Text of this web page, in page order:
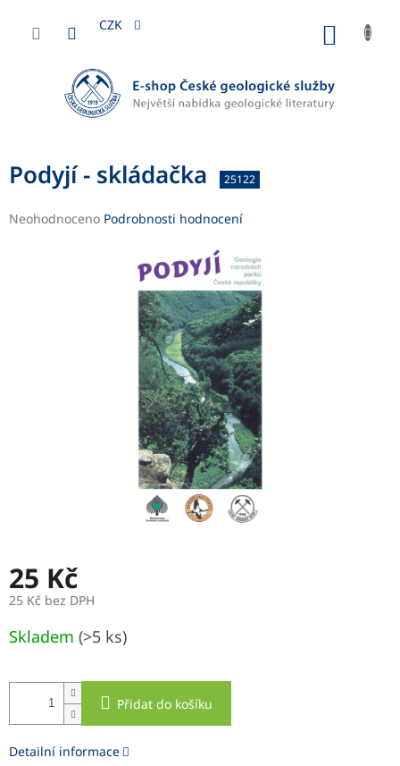
obsah
CZK
Podyjí - skládačka 25122
Průměrné
Neohodnoceno Podrobnosti hodnocení
25 Kč
25 Kč bez DPH
cena:
Skladem (>5 ks)
Přidat do košíku
Detailní informace